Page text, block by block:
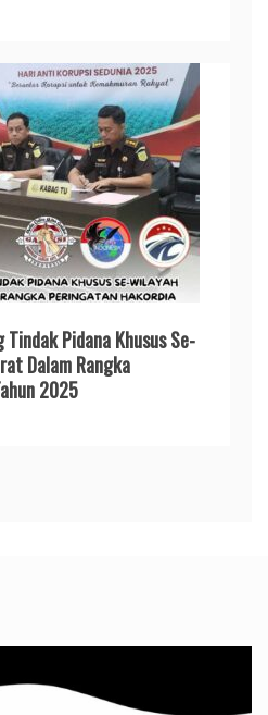
Pidana Khusus Se-
Dalam Rangka
2025